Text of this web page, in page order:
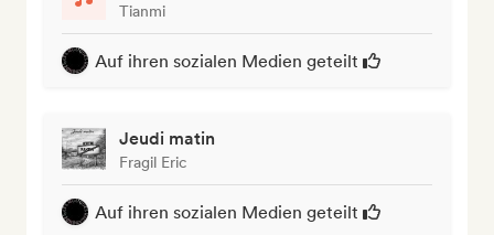
Tianmi
Auf ihren sozialen Medien geteilt
Jeudi matin
Fragil Eric
Auf ihren sozialen Medien geteilt